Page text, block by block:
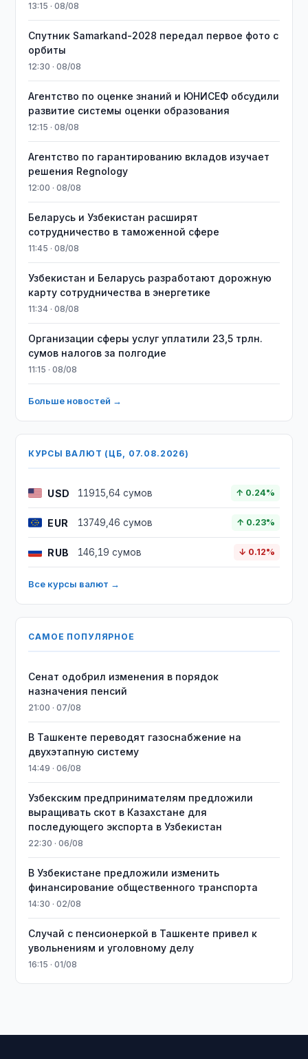
13:15 · 08/08
Спутник Samarkand-2028 передал первое фото с
орбиты
12:30 · 08/08
Агентство по оценке знаний и ЮНИСЕФ обсудили
развитие системы оценки образования
12:15 · 08/08
Агентство по гарантированию вкладов изучает
решения Regnology
12:00 · 08/08
Беларусь и Узбекистан расширят
сотрудничество в таможенной сфере
11:45 · 08/08
Узбекистан и Беларусь разработают дорожную
карту сотрудничества в энергетике
11:34 · 08/08
Организации сферы услуг уплатили 23,5 трлн.
сумов налогов за полгодие
11:15 · 08/08
Больше новостей →
КУРСЫ ВАЛЮТ (ЦБ, 07.08.2026)
USD 11915,64 сумов ↑ 0.24%
EUR 13749,46 сумов ↑ 0.23%
RUB 146,19 сумов ↓ 0.12%
Все курсы валют →
САМОЕ ПОПУЛЯРНОЕ
Сенат одобрил изменения в порядок
назначения пенсий
21:00 · 07/08
В Ташкенте переводят газоснабжение на
двухэтапную систему
14:49 · 06/08
Узбекским предпринимателям предложили
выращивать скот в Казахстане для
последующего экспорта в Узбекистан
22:30 · 06/08
В Узбекистане предложили изменить
финансирование общественного транспорта
14:30 · 02/08
Случай с пенсионеркой в Ташкенте привел к
увольнениям и уголовному делу
16:15 · 01/08